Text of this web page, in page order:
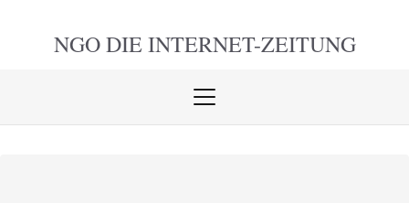
NGO DIE INTERNET-ZEITUNG
Menü